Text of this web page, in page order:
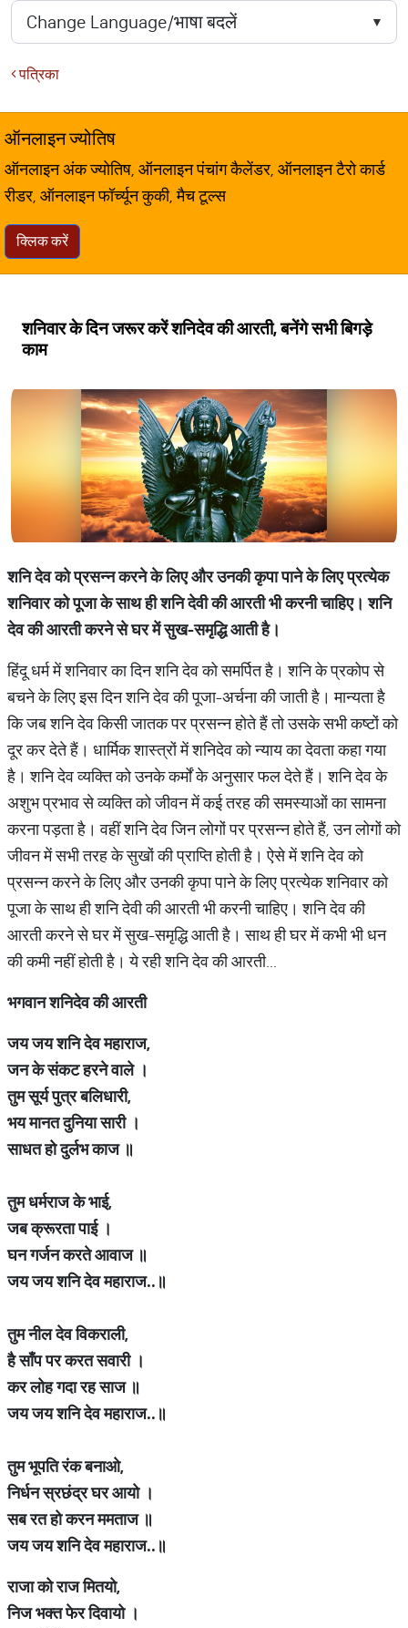
पत्रिका
ऑनलाइन ज्योतिष
ऑनलाइन अंक ज्योतिष, ऑनलाइन पंचांग कैलेंडर, ऑनलाइन टैरो कार्ड
रीडर, ऑनलाइन फॉर्च्यून कुकी, मैच टूल्स
क्लिक करें
शनिवार के दिन जरूर करें शनिदेव की आरती, बनेंगे सभी बिगड़े
काम
शनि देव को प्रसन्न करने के लिए और उनकी कृपा पाने के लिए प्रत्येक
शनिवार को पूजा के साथ ही शनि देवी की आरती भी करनी चाहिए। शनि
देव की आरती करने से घर में सुख-समृद्धि आती है।
हिंदू धर्म में शनिवार का दिन शनि देव को समर्पित है। शनि के प्रकोप से
बचने के लिए इस दिन शनि देव की पूजा-अर्चना की जाती है। मान्यता है
कि जब शनि देव किसी जातक पर प्रसन्न होते हैं तो उसके सभी कष्टों को
दूर कर देते हैं। धार्मिक शास्त्रों में शनिदेव को न्याय का देवता कहा गया
है। शनि देव व्यक्ति को उनके कर्मों के अनुसार फल देते हैं। शनि देव के
अशुभ प्रभाव से व्यक्ति को जीवन में कई तरह की समस्याओं का सामना
करना पड़ता है। वहीं शनि देव जिन लोगों पर प्रसन्न होते हैं, उन लोगों को
जीवन में सभी तरह के सुखों की प्राप्ति होती है। ऐसे में शनि देव को
प्रसन्न करने के लिए और उनकी कृपा पाने के लिए प्रत्येक शनिवार को
पूजा के साथ ही शनि देवी की आरती भी करनी चाहिए। शनि देव की
आरती करने से घर में सुख-समृद्धि आती है। साथ ही घर में कभी भी धन
की कमी नहीं होती है। ये रही शनि देव की आरती...
भगवान शनिदेव की आरती
जय जय शनि देव महाराज,
जन के संकट हरने वाले ।
तुम सूर्य पुत्र बलिधारी,
भय मानत दुनिया सारी ।
साधत हो दुर्लभ काज ॥
तुम धर्मराज के भाई,
जब क्रूरता पाई ।
घन गर्जन करते आवाज ॥
जय जय शनि देव महाराज..॥
तुम नील देव विकराली,
है साँप पर करत सवारी ।
कर लोह गदा रह साज ॥
जय जय शनि देव महाराज..॥
तुम भूपति रंक बनाओ,
निर्धन स्रछंद्र घर आयो ।
सब रत हो करन ममताज ॥
जय जय शनि देव महाराज..॥
राजा को राज मितयो,
निज भक्त फेर दिवायो ।